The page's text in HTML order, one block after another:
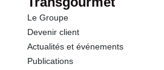
Le Groupe
Devenir client
Actualités et événements
Publications